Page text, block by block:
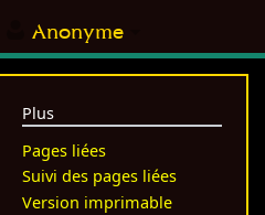
Anonyme
Plus
Pages liées
Suivi des pages liées
Version imprimable